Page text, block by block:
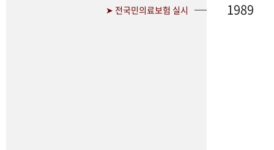
➤ 전국민의료보험 실시 1989